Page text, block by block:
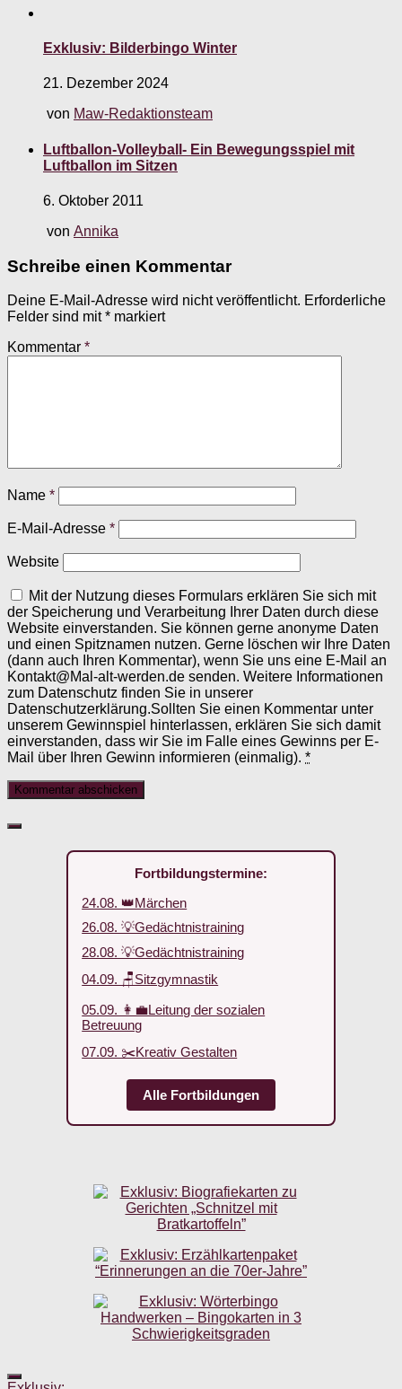
Exklusiv: Bilderbingo Winter
21. Dezember 2024
von Maw-Redaktionsteam
Luftballon-Volleyball- Ein Bewegungsspiel mit
Luftballon im Sitzen
6. Oktober 2011
von Annika
Schreibe einen Kommentar
Deine E-Mail-Adresse wird nicht veröffentlicht. Erforderliche
Felder sind mit* markiert
Kommentar *
Name *
E-Mail-Adresse *
Website
Mit der Nutzung dieses Formulars erklären Sie sich mit
der Speicherung und Verarbeitung Ihrer Daten durch diese
Website einverstanden. Sie können gerne anonyme Daten
und einen Spitznamen nutzen. Gerne löschen wir Ihre Daten
(dann auch Ihren Kommentar), wenn Sie uns eine E-Mail an
Kontakt@Mal-alt-werden.de senden. Weitere Informationen
zum Datenschutz finden Sie in unserer
Datenschutzerklärung.Sollten Sie einen Kommentar unter
unserem Gewinnspiel hinterlassen, erklären Sie sich damit
einverstanden, dass wir Sie im Falle eines Gewinns per E-
Mail über Ihren Gewinn informieren (einmalig). *
Fortbildungstermine:
24.08. 👑Märchen
26.08. 💡Gedächtnistraining
28.08. 💡Gedächtnistraining
04.09. 🪑Sitzgymnastik
05.09. 👩‍💼Leitung der sozialen
Betreuung
07.09. ✂️Kreativ Gestalten
Alle Fortbildungen